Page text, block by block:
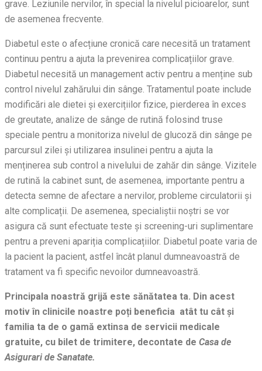
Radiologie
grave. Leziunile nervilor, în special la nivelul picioarelor, sunt
de asemenea frecvente.
Diabetul este o afecțiune cronică care necesită un tratament
continuu pentru a ajuta la prevenirea complicațiilor grave.
Diabetul necesită un management activ pentru a menține sub
control nivelul zahărului din sânge. Tratamentul poate include
modificări ale dietei și exercițiilor fizice, pierderea în exces
de greutate, analize de sânge de rutină folosind truse
speciale pentru a monitoriza nivelul de glucoză din sânge pe
parcursul zilei și utilizarea insulinei pentru a ajuta la
menținerea sub control a nivelului de zahăr din sânge. Vizitele
de rutină la cabinet sunt, de asemenea, importante pentru a
detecta semne de afectare a nervilor, probleme circulatorii și
alte complicații. De asemenea, specialiștii noștri se vor
asigura că sunt efectuate teste și screening-uri suplimentare
pentru a preveni apariția complicațiilor. Diabetul poate varia de
la pacient la pacient, astfel încât planul dumneavoastră de
tratament va fi specific nevoilor dumneavoastră.
Principala noastră grijă este sănătatea ta. Din acest
motiv în clinicile noastre poți beneficia atât tu cât și
familia ta de o gamă extinsa de servicii medicale
gratuite, cu bilet de trimitere, decontate de Casa de
Asigurari de Sanatate.